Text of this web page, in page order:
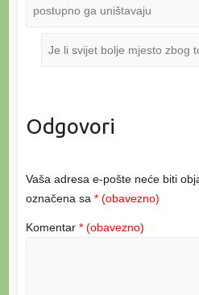
postupno ga uništavaju
Je li svijet bolje mjesto zbog
Odgovori
Vaša adresa e-pošte neće biti
označena sa * (obavezno)
Komentar * (obavezno)